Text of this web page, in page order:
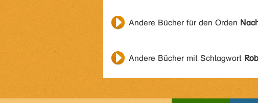
Andere Bücher für den Orden
Andere Bücher mit Schlagwort